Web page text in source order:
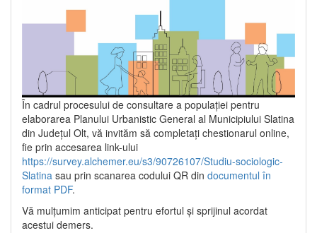
În cadrul procesului de consultare a populaţiei pentru
elaborarea Planului Urbanistic General al Municipiului Slatina
din Județul Olt, vă invităm să completați chestionarul online,
fie prin accesarea link-ului
https://survey.alchemer.eu/s3/90726107/Studiu-sociologic-
Slatina sau prin scanarea codului QR din documentul în
format PDF.
Vă mulţumim anticipat pentru efortul şi sprijinul acordat
acestui demers.